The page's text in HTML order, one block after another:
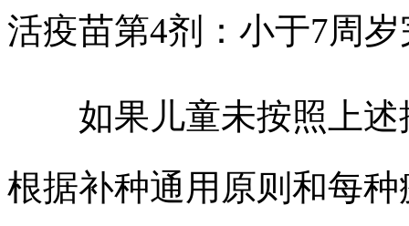
活疫苗第4剂：小于7周
如果儿童未按照上述
根据补种通用原则和每